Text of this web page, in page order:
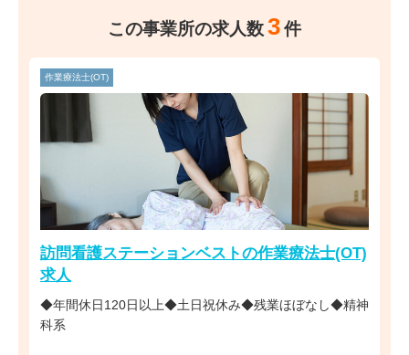
この事業所の求人数3件
作業療法士(OT)
訪問看護ステーションベストの作業療法士(OT)
求人
◆年間休日120日以上◆土日祝休み◆残業ほぼなし◆精神
科系